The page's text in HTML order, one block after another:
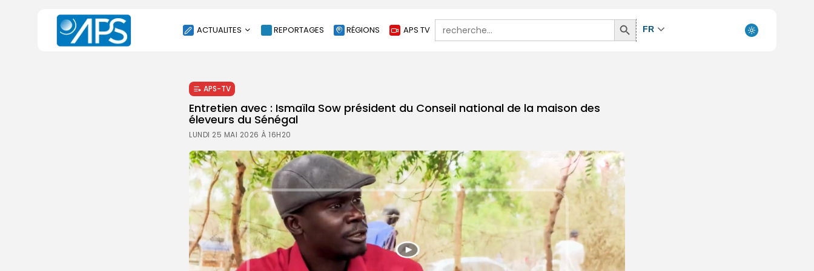
ACTUALITES
SOCIÉTÉ
ÉCONOMIE
CULTURE
ENVIRONNEMENT
INTERNATIONAL
AGENDA
SANTE
REPORTAGES RÉGIONS APS TV
Search
for:
Search
Button
FR
APS-TV
Entretien avec : Ismaïla Sow président du Conseil national de la maison des
éleveurs du Sénégal
LUNDI 25 MAI 2026 À 16H20